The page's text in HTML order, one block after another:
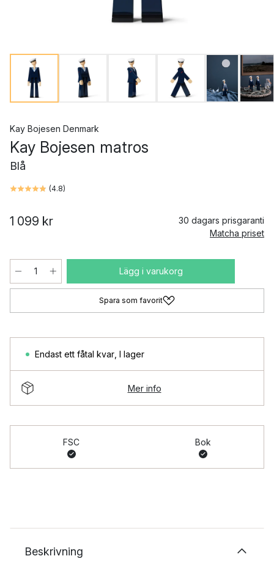
Kay Bojesen Denmark
Kay Bojesen matros
Blå
(4.8)
1 099 kr
30 dagars prisgaranti
Matcha priset
Lägg i varukorg
Spara som favorit
Endast ett fåtal kvar I lager
Mer info
FSC Bok
Beskrivning